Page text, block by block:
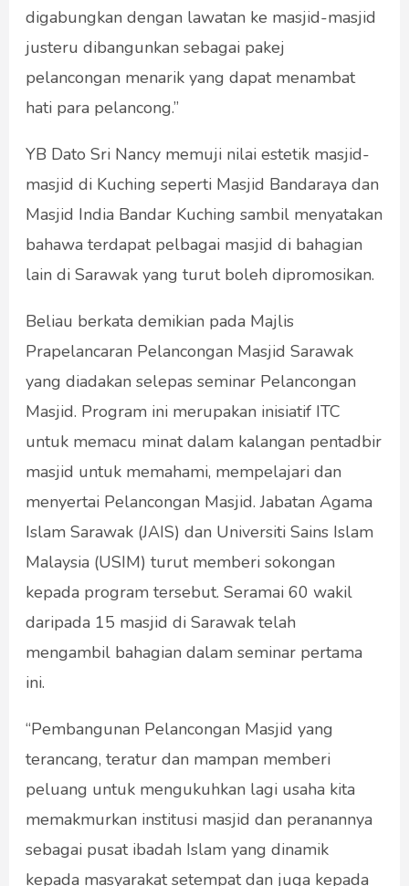
digabungkan dengan lawatan ke masjid-masjid
justeru dibangunkan sebagai pakej
pelancongan menarik yang dapat menambat
hati para pelancong.”
YB Dato Sri Nancy memuji nilai estetik masjid-
masjid di Kuching seperti Masjid Bandaraya dan
Masjid India Bandar Kuching sambil menyatakan
bahawa terdapat pelbagai masjid di bahagian
lain di Sarawak yang turut boleh dipromosikan.
Beliau berkata demikian pada Majlis
Prapelancaran Pelancongan Masjid Sarawak
yang diadakan selepas seminar Pelancongan
Masjid. Program ini merupakan inisiatif ITC
untuk memacu minat dalam kalangan pentadbir
masjid untuk memahami, mempelajari dan
menyertai Pelancongan Masjid. Jabatan Agama
Islam Sarawak (JAIS) dan Universiti Sains Islam
Malaysia (USIM) turut memberi sokongan
kepada program tersebut. Seramai 60 wakil
daripada 15 masjid di Sarawak telah
mengambil bahagian dalam seminar pertama
ini.
“Pembangunan Pelancongan Masjid yang
terancang, teratur dan mampan memberi
peluang untuk mengukuhkan lagi usaha kita
memakmurkan institusi masjid dan peranannya
sebagai pusat ibadah Islam yang dinamik
kepada masyarakat setempat dan juga kepada